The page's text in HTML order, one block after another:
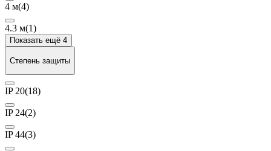
4 м(4)
4.3 м(1)
Показать ещё 4
Степень защиты
IP 20(18)
IP 24(2)
IP 44(3)